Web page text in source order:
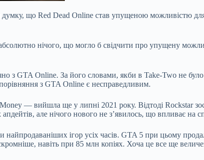
що Red Dead Online став упущеною можливістю
нічого, що могло б свідчити про упущену
з GTA Online. За його словами, якби в Take-Two не
з GTA Online є несправедливим.
— вийшла ще у липні 2021 року. Відтоді Rockstar
але нічого нового не з’явилось, що впливає на
найпродаваніших ігор усіх часів. GTA 5 при цьому
навіть при 85 млн копіях. Хоча це все ще